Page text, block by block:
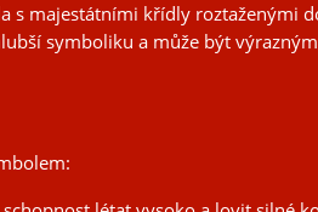
s majestátními křídly roztaženými
symboliku a může být